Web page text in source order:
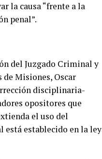
la causa “frente a la
penal”.
del Juzgado Criminal y
Misiones, Oscar
disciplinaria-
opositores que
el uso del
está establecido en la ley